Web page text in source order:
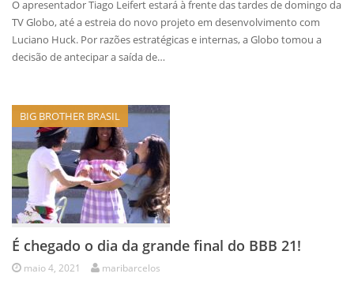
O apresentador Tiago Leifert estará à frente das tardes de domingo da
TV Globo, até a estreia do novo projeto em desenvolvimento com
Luciano Huck. Por razões estratégicas e internas, a Globo tomou a
decisão de antecipar a saída de…
BIG BROTHER BRASIL
É chegado o dia da grande final do BBB 21!
maio 4, 2021 maribarcelos